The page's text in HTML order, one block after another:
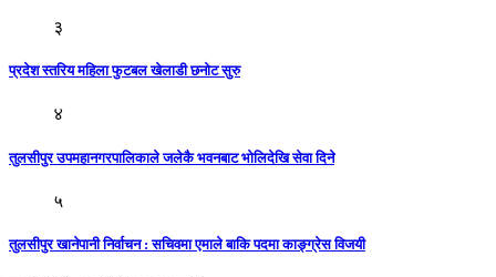
३
प्रदेश स्तरिय महिला फुटबल खेलाडी छनोट सुरु
४
तुलसीपुर उपमहानगरपालिकाले जलेकै भवनबाट भाेलिदेखि सेवा दिने
५
तुलसीपुर खानेपानी निर्वाचन : सचिवमा एमाले बाकि पदमा काङ्ग्रेस विजयी